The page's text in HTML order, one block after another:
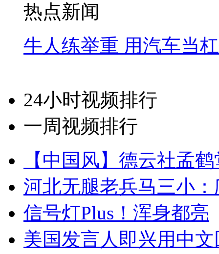
热点新闻
牛人练举重 用汽车当
24小时视频排行
一周视频排行
【中国风】德云社孟
河北无腿老兵马三小
信号灯Plus！浑身都亮
美国发言人即兴用中